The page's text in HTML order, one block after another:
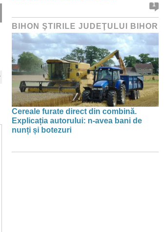
1
BIHON ŞTIRILE JUDEŢULUI BIHOR
Cereale furate direct din combină.
Explicația autorului: n-avea bani de
nunți și botezuri